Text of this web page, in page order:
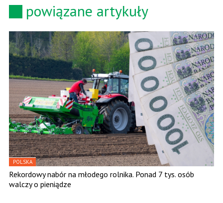
powiązane artykuły
POLSKA
Rekordowy nabór na młodego rolnika. Ponad 7 tys. osób
walczy o pieniądze